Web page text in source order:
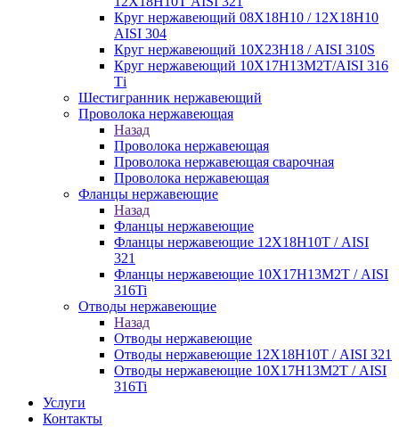
Круг нержавеющий 08Х18Н10 / 12Х18Н10
AISI 304
Круг нержавеющий 10Х23Н18 / AISI 310S
Круг нержавеющий 10Х17Н13М2Т/AISI 316
Тi
Шестигранник нержавеющий
Проволока нержавеющая
Назад
Проволока нержавеющая
Проволока нержавеющая сварочная
Проволока нержавеющая
Фланцы нержавеющие
Назад
Фланцы нержавеющие
Фланцы нержавеющие 12Х18Н10Т / AISI
321
Фланцы нержавеющие 10Х17Н13М2Т / AISI
316Ti
Отводы нержавеющие
Назад
Отводы нержавеющие
Отводы нержавеющие 12Х18Н10Т / AISI 321
Отводы нержавеющие 10Х17Н13М2Т / AISI
316Ti
Услуги
Контакты